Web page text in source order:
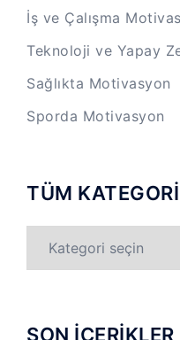
İş ve Çalışma
Teknoloji ve Yapay
Sağlıkta Motivasyon
Sporda Motivasyon
TÜM
KATEGORİLER
SON İÇERİKLER